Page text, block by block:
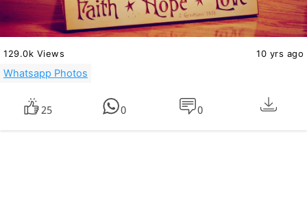
129.0k Views 10 yrs ago
Whatsapp Photos
25 0 0